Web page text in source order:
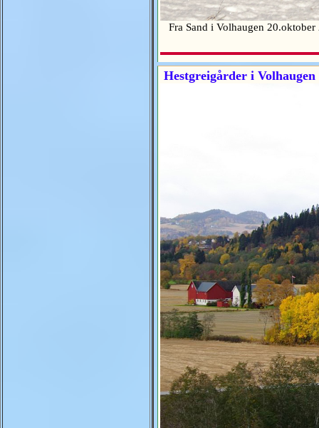
Fra Sand i Volhaugen
Hestgreigårder i Volhaugen